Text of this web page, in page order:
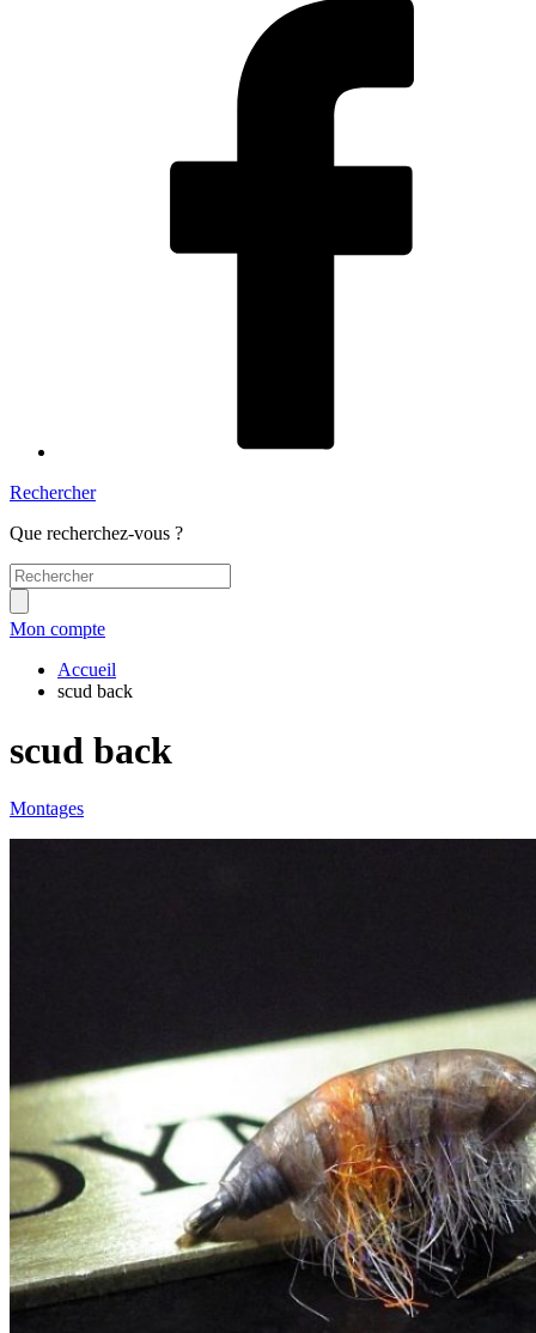
Rechercher
Que recherchez-vous ?
Mon compte
Accueil
scud back
scud back
Montages